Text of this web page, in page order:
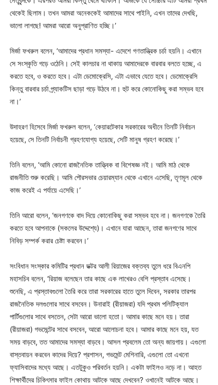
থেকেই ছিলাম। তখন আমরা অনেককেই আমাদের সাথে পাইনি, এখন তাদের দেখছি,
ভালো লাগছে! আমরা আরো অনুপ্রাণিত হচ্ছি।’
মির্জা ফখরুল বলেন, ‘আমাদের প্রধান সমস্যা- এদেশে গণতান্ত্রিক চর্চা হয়নি। এখানে
সে সংস্কৃতি গড়ে ওঠেনি। সেই কালচার না থাকায় আমাদেরকে বারবার বলতে হচ্ছে, এ
করতে হবে, ও করতে হবে। এটা ডেমোক্রেসি, এটা এভাবে যেতে হবে। ডেমোক্রেসি
কিন্তু বারবার চর্চা প্র্যাকটিস ছাড়া গড়ে উঠবে না। হুট করে কোনোকিছু করা সম্ভব হবে
না।’
উদাহরণ হিসেবে মির্জা ফখরুল বলেন, ‘কেয়ারটেকার সরকারের অধীনে তিনটি নির্বাচন
হয়েছে, সে তিনটি নির্বাচনী গ্রহণযোগ্য হয়েছে, সেটি মানুষ গ্রহণ করেছে।’
তিনি বলেন, ‘আমি কোনো রাজনৈতিক তাত্ত্বিক বা বিশেষজ্ঞ নই। আমি মাঠ থেকে
রাজনীতি শুরু করেছি। আমি পৌরসভার চেয়ারম্যান থেকে এখানে এসেছি, তৃণমূল থেকে
কাজ করেই এ পর্যায়ে এসেছি।’
তিনি আরো বলেন, ‘জনগণকে বাদ দিয়ে কোনোকিছু করা সম্ভব হবে না। জনগণকে তৈরি
করতে হবে আপনাকে (সকলের উদ্দেশ্যে)। এখানে যারা আছেন, তারা জনগণের সাথে
নিবিড় সম্পর্ক করার চেষ্টা করবেন।’
সংবিধান সংস্কার কমিটির প্রধান ডক্টর আলী রিয়াজের বক্তব্য তুলে ধরে বিএনপি
মহাসচিব বলেন, ‘রিয়াজ বলেছেন তার কাছে এক লাখেরও বেশি প্রস্তাব এসেছে।
শুনেছি, এ প্রস্তাবগুলো তৈরি করে তারা সরকারের হাতে তুলে দিবেন, সরকার তারপর
রাজনৈতিক দলগুলোর সাথে বসবেন। উনারাই (রীয়াজরা) যদি প্রথম পলিটিক্যাল
পার্টিগুলোর সাথে বসতেন, সেটা আরো ভালো হতো। আমার কাছে মনে হয়। তারা
(রীয়াজরা) গভমেন্টের সাথে বসবেন, আরো আলোচনা হবে। আমার কাছে মনে হয়, যত
সময় বাড়বে, তত আমাদের সমস্যা বাড়বে। আসল প্রবলেম তো অন্য জায়গায়। এগুলো
বাস্তবায়ন করবেন কাদের দিয়ে? প্রশাসন, গভমেন্ট মেশিনারি, এগুলো তো এখনো
ফ্যাসিবাদের মধ্যে আছে। এতটুকুও পরিবর্তন হয়নি। একটা ফাইলও নড়ে না। আহত
শিক্ষার্থীদের চিকিৎসার ফাইল কোথায় আটকে আছে দেখবেন? ওখানেই আটকে আছে।